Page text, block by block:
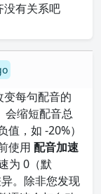
没有关系吧
每句配音的
会缩短配音总
，如 -20%）
使用 配音加速
为 0（默
。除非您发现